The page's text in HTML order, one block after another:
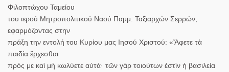
Φιλοπτώχου Ταμείου
του ιερού Μητροπολιτικού Ναού Παμμ. Ταξιαρχών Σερρών,
εφαρμόζοντας στην
πράξη την εντολή του Κυρίου μας Ιησού Χριστού: «Ἄφετε τὰ
παιδία ἔρχεσθαι
πρός με καὶ μὴ κωλύετε αὐτά· τῶν γὰρ τοιούτων ἐστὶν ἡ βασιλεία